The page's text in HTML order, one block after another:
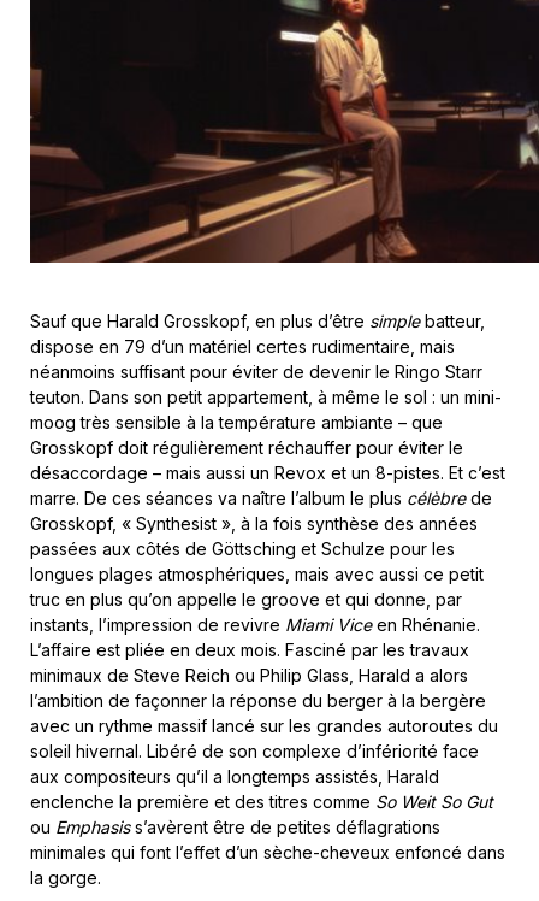
Sauf que Harald Grosskopf, en plus d’être simplebatteur,
dispose en 79 d’un matériel certes rudimentaire, mais
néanmoins suffisant pour éviter de devenir le Ringo Starr
teuton. Dans son petit appartement, à même le sol : un mini-
moog très sensible à la température ambiante – que
Grosskopf doit régulièrement réchauffer pour éviter le
désaccordage – mais aussi un Revox et un 8-pistes. Et c’est
marre. De ces séances va naître l’album le plus célèbrede
Grosskopf, « Synthesist », à la fois synthèse des années
passées aux côtés de Göttsching et Schulze pour les
longues plages atmosphériques, mais avec aussi ce petit
truc en plus qu’on appelle le groove et qui donne, par
instants, l’impression de revivre Miami Viceen Rhénanie.
L’affaire est pliée en deux mois. Fasciné par les travaux
minimaux de Steve Reich ou Philip Glass, Harald a alors
l’ambition de façonner la réponse du berger à la bergère
avec un rythme massif lancé sur les grandes autoroutes du
soleil hivernal. Libéré de son complexe d’infériorité face
aux compositeurs qu’il a longtemps assistés, Harald
enclenche la première et des titres comme So Weit So Gut
ou Emphasiss’avèrent être de petites déflagrations
minimales qui font l’effet d’un sèche-cheveux enfoncé dans
la gorge.